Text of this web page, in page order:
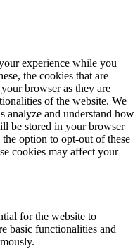
experience while you
the cookies that are
browser as they are
of the website. We
analyze and understand how
be stored in your browser
option to opt-out of these
cookies may affect your
for the website to
basic functionalities and